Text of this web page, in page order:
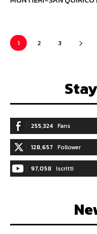
1 2 3
255,324 Fans
128,657 Follower
97,058 Iscritti